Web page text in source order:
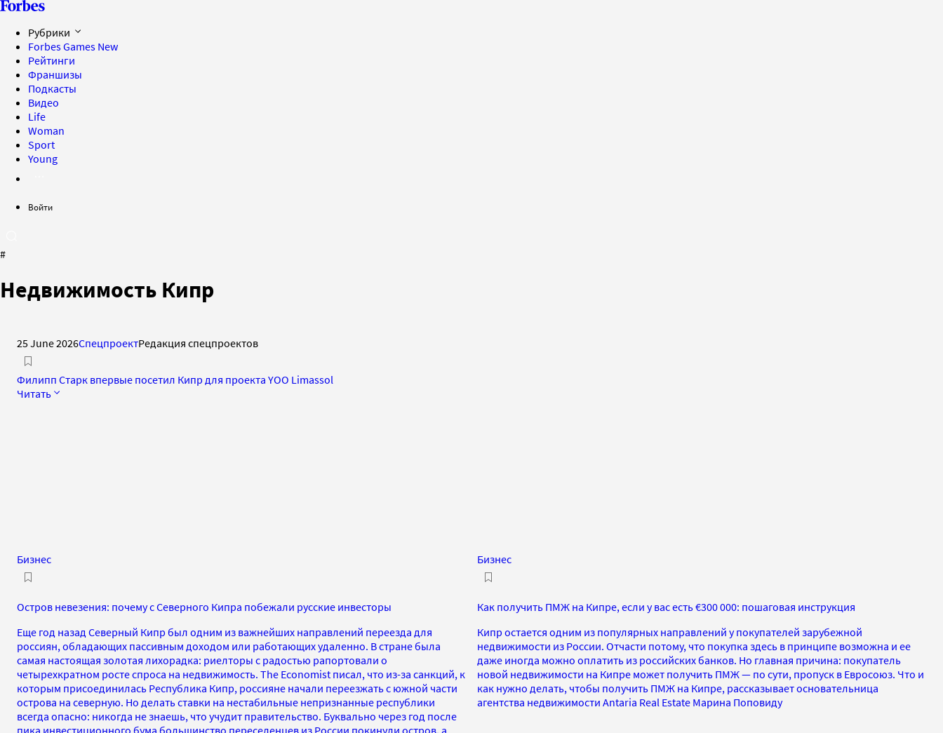
Рубрики
Forbes Games New
Рейтинги
Франшизы
Подкасты
Видео
Life
Woman
Sport
Young
Войти
#
Недвижимость Кипр
25 June 2026СпецпроектРедакция спецпроектов
Филипп Старк впервые посетил Кипр для проекта YOO Limassol
Читать
Бизнес
Остров невезения: почему с Северного Кипра побежали русские инвесторы
Еще год назад Северный Кипр был одним из важнейших направлений переезда для
россиян, обладающих пассивным доходом или работающих удаленно. В стране была
самая настоящая золотая лихорадка: риелторы с радостью рапортовали о
четырехкратном росте спроса на недвижимость. The Economist писал, что из-за санкций, к
которым присоединилась Республика Кипр, россияне начали переезжать с южной части
острова на северную. Но делать ставки на нестабильные непризнанные республики
всегда опасно: никогда не знаешь, что учудит правительство. Буквально через год после
пика инвестиционного бума большинство переселенцев из России покинули остров, а
Бизнес
Как получить ПМЖ на Кипре, если у вас есть €300 000: пошаговая инструкция
Кипр остается одним из популярных направлений у покупателей зарубежной
недвижимости из России. Отчасти потому, что покупка здесь в принципе возможна и ее
даже иногда можно оплатить из российских банков. Но главная причина: покупатель
новой недвижимости на Кипре может получить ПМЖ — по сути, пропуск в Евросоюз. Что и
как нужно делать, чтобы получить ПМЖ на Кипре, рассказывает основательница
агентства недвижимости Antaria Real Estate Марина Поповиду